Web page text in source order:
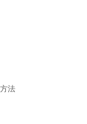
法